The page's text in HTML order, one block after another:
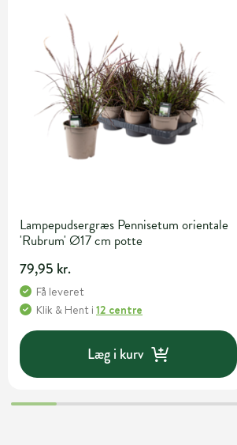
Lampepudsergræs Pennisetum orientale
'Rubrum' Ø17 cm potte
79,95 kr.
Få leveret
Klik & Hent i 12 centre
Læg i kurv